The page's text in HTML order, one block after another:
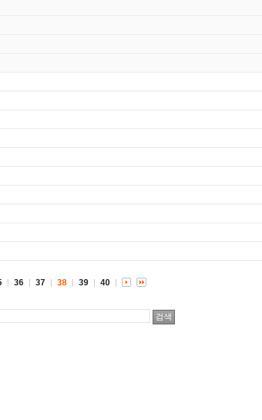
36 37 38 39 40